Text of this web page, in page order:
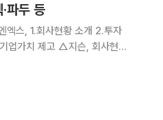
파두 등
스, 1.회사현황 소개 2.투자
업가치 제고 △지슨, 회사현